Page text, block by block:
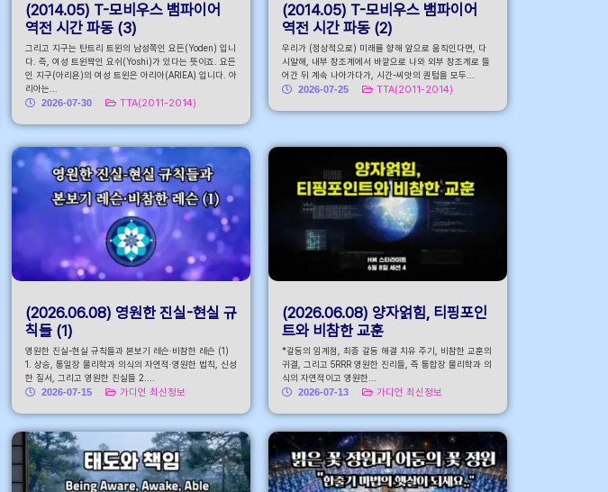
(2014.05) T-모비우스 뱀파이어
역전 시간 파동 (3)
그리고 지구는 탄트리 트윈의 남성쪽인 요든(Yoden) 입니
다. 즉, 여성 트윈짝인 요쉬(Yoshi)가 있다는 뜻이죠. 요든
인 지구(아리욘)의 여성 트윈은 아리아(ARIEA) 입니다. 아
리아는...
2026-07-30
TTA(2011-2014)
(2014.05) T-모비우스 뱀파이어
역전 시간 파동 (2)
우리가 (정상적으로) 미래를 향해 앞으로 움직인다면, 다
시말해, 내부 창조계에서 바깥으로 나와 외부 창조계로 들
어간 뒤 계속 나아가다가, 시간-씨앗의 퀀텀을 모두...
2026-07-25
TTA(2011-2014)
(2026.06.08) 영원한 진실-현실 규
칙들 (1)
영원한 진실-현실 규칙들과 본보기 레슨·비참한 레슨 (1)
1. 상승, 통일장 물리학과 의식의 자연적·영원한 법칙, 신성
한 질서, 그리고 영원한 진실들 2....
2026-07-15
가디언 최신정보
(2026.06.08) 양자얽힘, 티핑포인
트와 비참한 교훈
*갈등의 임계점, 최종 갈등 해결 치유 주기, 비참한 교훈의
귀결, 그리고 5RRR 영원한 진리들, 즉 통합장 물리학과 의
식의 자연적이고 영원한...
2026-07-13
가디언 최신정보